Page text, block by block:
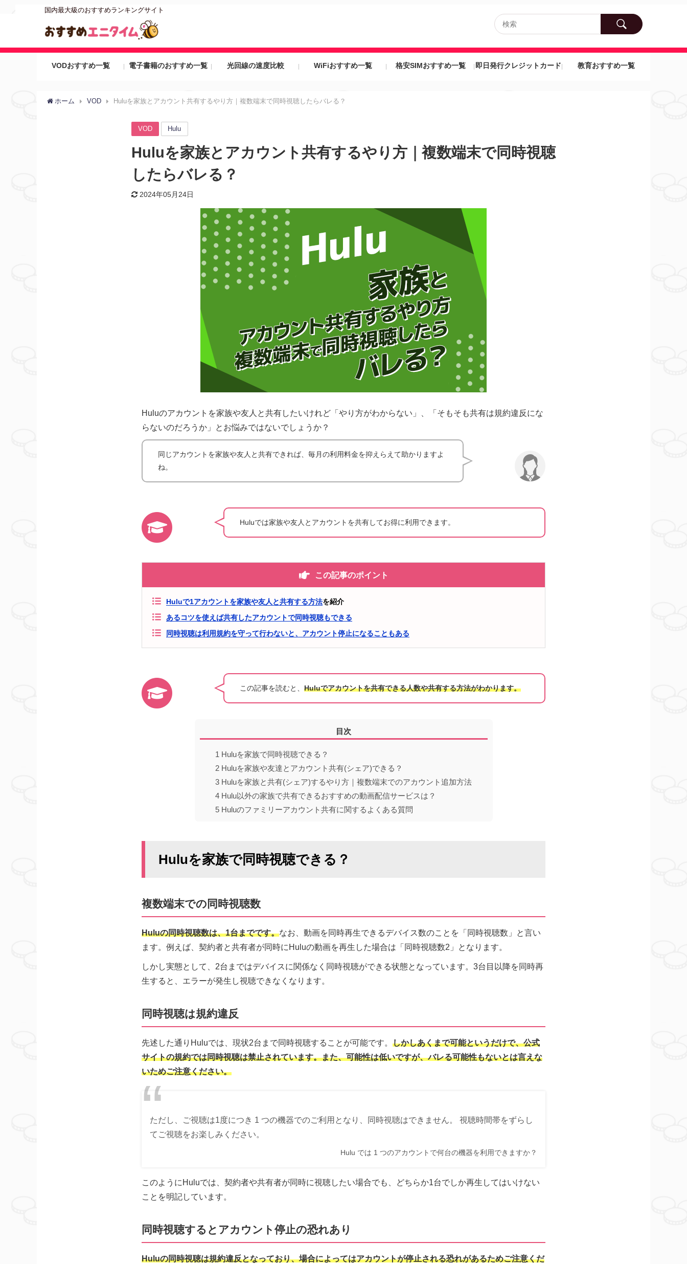
国内最大級のおすすめランキングサイト
VODおすすめ一覧 電子書籍のおすすめ一覧 光回線の速度比較 WiFiおすすめ一覧 格安SIMおすすめ一覧 即日発行クレジットカード 教育おすすめ一覧
ホーム VOD Huluを家族とアカウント共有するやり方｜複数端末で同時視聴したらバレる？
VOD Hulu
Huluを家族とアカウント共有するやり方｜複数端末で同時視聴
したらバレる？
2024年05月24日
Huluのアカウントを家族や友人と共有したいけれど「やり方がわからない」、「そもそも共有は規約違反にな
らないのだろうか」とお悩みではないでしょうか？
同じアカウントを家族や友人と共有できれば、毎月の利用料金を抑えらえて助かりますよ
ね。
Huluでは家族や友人とアカウントを共有してお得に利用できます。
この記事のポイント
Huluで1アカウントを家族や友人と共有する方法を紹介
あるコツを使えば共有したアカウントで同時視聴もできる
同時視聴は利用規約を守って行わないと、アカウント停止になることもある
この記事を読むと、 Huluでアカウントを共有できる人数や共有する方法がわかります。
目次
1
Huluを家族で同時視聴できる？
2Huluを家族や友達とアカウント共有(シェア)できる？
3Huluを家族と共有(シェア)するやり方｜複数端末でのアカウント追加方法
4Hulu以外の家族で共有できるおすすめの動画配信サービスは？
5Huluのファミリーアカウント共有に関するよくある質問
Huluを家族で同時視聴できる？
複数端末での同時視聴数
Huluの同時視聴数は、1台までです。なお、動画を同時再生できるデバイス数のことを「同時視聴数」と言い
ます。例えば、契約者と共有者が同時にHuluの動画を再生した場合は「同時視聴数2」となります。
しかし実態として、2台まではデバイスに関係なく同時視聴ができる状態となっています。3台目以降を同時再
生すると、エラーが発生し視聴できなくなります。
同時視聴は規約違反
先述した通りHuluでは、現状2台まで同時視聴することが可能です。 しかしあくまで可能というだけで、公式
サイトの規約では同時視聴は禁止されています。また、可能性は低いですが、バレる可能性もないとは言えな
いためご注意ください。
ただし、ご視聴は1度につき 1 つの機器でのご利用となり、同時視聴はできません。 視聴時間帯をずらし
てご視聴をお楽しみください。
Hulu では 1 つのアカウントで何台の機器を利用できますか？
このようにHuluでは、契約者や共有者が同時に視聴したい場合でも、どちらか1台でしか再生してはいけない
ことを明記しています。
同時視聴するとアカウント停止の恐れあり
Huluの同時視聴は規約違反となっており、場合によってはアカウントが停止される恐れがあるためご注意くだ